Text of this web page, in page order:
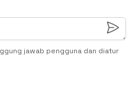
jawab pengguna dan diatur